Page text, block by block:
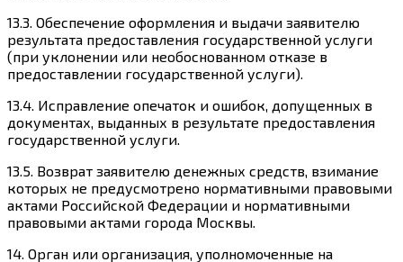
13.3. Обеспечение оформления и выдачи заявителю
результата предоставления государственной услуги
(при уклонении или необоснованном отказе в
предоставлении государственной услуги).
13.4. Исправление опечаток и ошибок, допущенных в
документах, выданных в результате предоставления
государственной услуги.
13.5. Возврат заявителю денежных средств, взимание
которых не предусмотрено нормативными правовыми
актами Российской Федерации и нормативными
правовыми актами города Москвы.
14. Орган или организация, уполномоченные на